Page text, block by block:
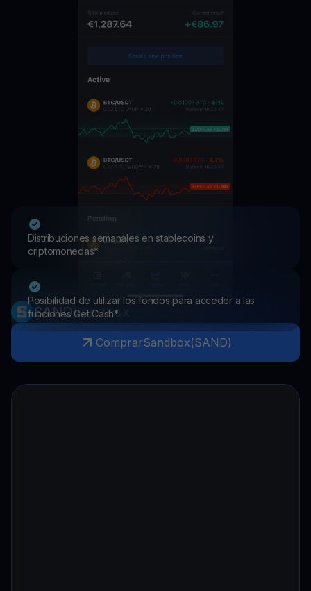
Distribuciones semanales en stablecoins y
criptomonedas*
Posibilidad de utilizar los fondos para acceder a las
funciones Get Cash*
SANDSandbox
ComprarSandbox(SAND)